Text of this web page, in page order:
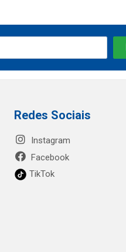
Redes Sociais
Instagram
Facebook
TikTok